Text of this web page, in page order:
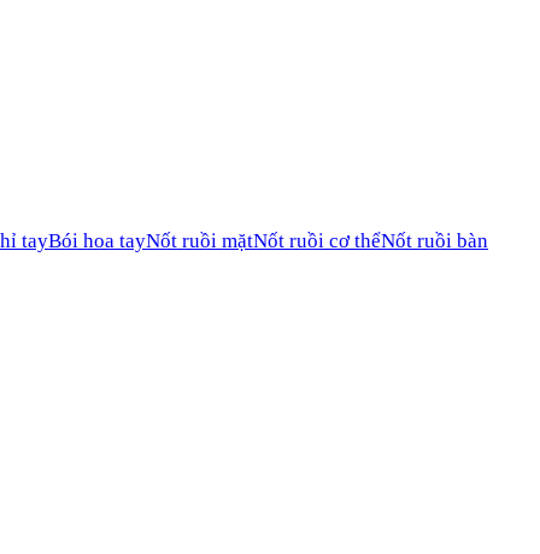
tayBói hoa tayNốt ruồi mặtNốt ruồi cơ thểNốt ruồi bàn